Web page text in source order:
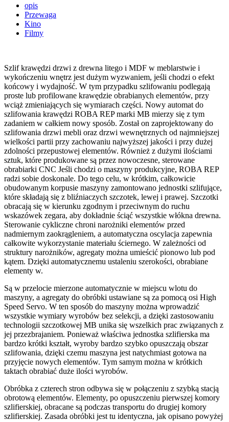
opis
Przewaga
Kino
Filmy
Szlif krawędzi drzwi z drewna litego i MDF w meblarstwie i
wykończeniu wnętrz jest dużym wyzwaniem, jeśli chodzi o efekt
końcowy i wydajność. W tym przypadku szlifowaniu podlegają
proste lub profilowane krawędzie obrabianych elementów, przy
wciąż zmieniających się wymiarach części. Nowy automat do
szlifowania krawędzi ROBA REP marki MB mierzy się z tym
zadaniem w całkiem nowy sposób. Został on zaprojektowany do
szlifowania drzwi mebli oraz drzwi wewnętrznych od najmniejszej
wielkości partii przy zachowaniu najwyższej jakości i przy dużej
zdolności przepustowej elementów. Również z dużymi ilościami
sztuk, które produkowane są przez nowoczesne, sterowane
obrabiarki CNC Jeśli chodzi o maszyny produkcyjne, ROBA REP
radzi sobie doskonale. Do tego celu, w krótkim, całkowicie
obudowanym korpusie maszyny zamontowano jednostki szlifujące,
które składają się z bliźniaczych szczotek, lewej i prawej. Szczotki
obracają się w kierunku zgodnym i przeciwnym do ruchu
wskazówek zegara, aby dokładnie ściąć wszystkie włókna drewna.
Sterowanie cykliczne chroni narożniki elementów przed
nadmiernym zaokrągleniem, a automatyczna oscylacja zapewnia
całkowite wykorzystanie materiału ściernego. W zależności od
struktury narożników, agregaty można umieścić pionowo lub pod
kątem. Dzięki automatycznemu ustaleniu szerokości, obrabiane
elementy w.
Są w przelocie mierzone automatycznie w miejscu wlotu do
maszyny, a agregaty do obróbki ustawiane są za pomocą osi High
Speed Servo. W ten sposób do maszyny można wprowadzić
wszystkie wymiary wyrobów bez selekcji, a dzięki zastosowaniu
technologii szczotkowej MB unika się wszelkich prac związanych z
jej przezbrajaniem. Ponieważ właściwa jednostka szlifierska ma
bardzo krótki kształt, wyroby bardzo szybko opuszczają obszar
szlifowania, dzięki czemu maszyna jest natychmiast gotowa na
przyjęcie nowych elementów. Tym samym można w krótkich
taktach obrabiać duże ilości wyrobów.
Obróbka z czterech stron odbywa się w połączeniu z szybką stacją
obrotową elementów. Elementy, po opuszczeniu pierwszej komory
szlifierskiej, obracane są podczas transportu do drugiej komory
szlifierskiej. Zasada obróbki jest tu identyczna, jak opisano powyżej